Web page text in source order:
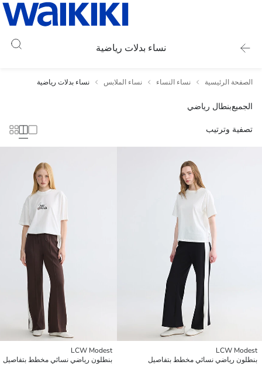
نساء بدلات رياضية
الصفحة الرئيسية نساء النساء نساء الملابس نساء بدلات رياضية
الجميعبنطال رياضي
تصفية وترتيب
LCW Modest
بنطلون رياضي نسائي مخطط بتفاصيل
LCW Modest
بنطلون رياضي نسائي مخطط بتفاصيل